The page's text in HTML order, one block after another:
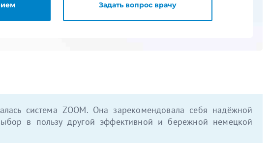
Задать вопрос врачу
система ZOOM. Она зарекомендовала себя надёжной
в пользу другой эффективной и бережной немецкой